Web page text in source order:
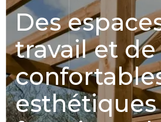
Des
travail et de